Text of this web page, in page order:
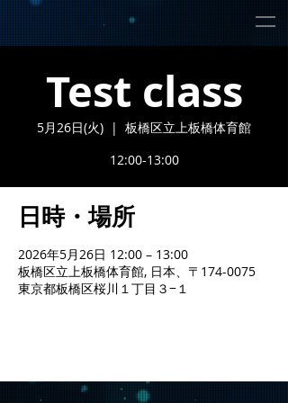
Test class
5月26日(火)
  |
板橋区立上板橋体育館
12:00-13:00
日時・場所
2026年5月26日 12:00 – 13:00
板橋区立上板橋体育館, 日本、〒174-0075
東京都板橋区桜川１丁目３−１